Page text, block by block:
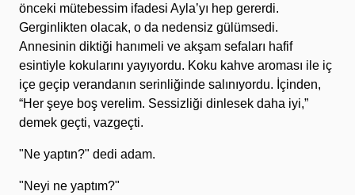
önceki mütebessim ifadesi Ayla’yı hep gererdi.
Gerginlikten olacak, o da nedensiz gülümsedi.
Annesinin diktiği hanımeli ve akşam sefaları hafif
esintiyle kokularını yayıyordu. Koku kahve aroması ile iç
içe geçip verandanın serinliğinde salınıyordu. İçinden,
“Her şeye boş verelim. Sessizliği dinlesek daha iyi,”
demek geçti, vazgeçti.
"Ne yaptın?" dedi adam.
"Neyi ne yaptım?"